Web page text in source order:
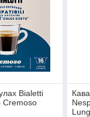
Bialetti
Cremoso